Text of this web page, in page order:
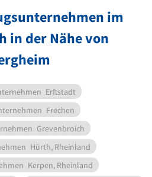
im
in der Nähe von
Erftstadt
Frechen
Grevenbroich
Hürth, Rheinland
Kerpen, Rheinland